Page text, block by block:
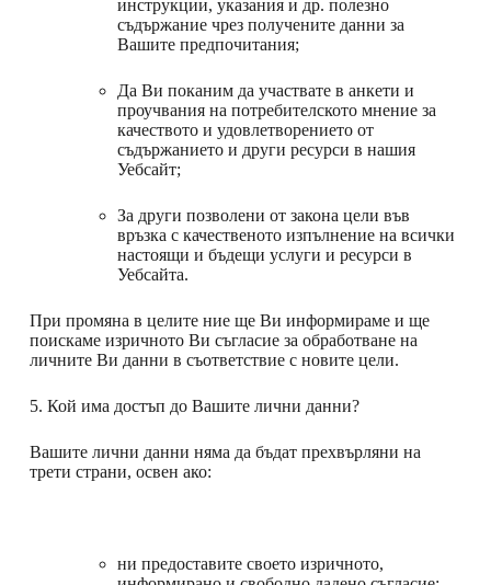
инструкции, указания и др. полезно
съдържание чрез получените данни за
Вашите предпочитания;
Да Ви поканим да участвате в анкети и
проучвания на потребителското мнение за
качеството и удовлетворението от
съдържанието и други ресурси в нашия
Уебсайт;
За други позволени от закона цели във
връзка с качественото изпълнение на всички
настоящи и бъдещи услуги и ресурси в
Уебсайта.
При промяна в целите ние ще Ви информираме и ще
поискаме изричното Ви съгласие за обработване на
личните Ви данни в съответствие с новите цели.
5. Кой има достъп до Вашите лични данни?
Вашите лични данни няма да бъдат прехвърляни на
трети страни, освен ако:
ни предоставите своето изричното,